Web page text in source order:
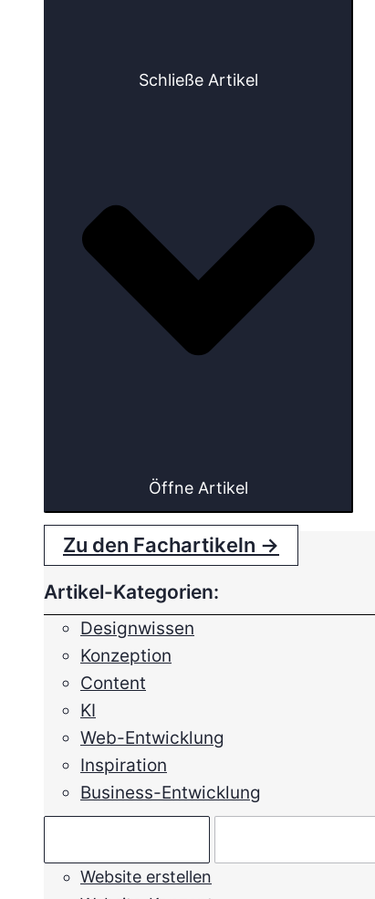
Schließe Artikel
Öffne Artikel
Zu den Fachartikeln →
Artikel-Kategorien:
Designwissen
Konzeption
Content
KI
Web-Entwicklung
Inspiration
Business-Entwicklung
Website erstellen